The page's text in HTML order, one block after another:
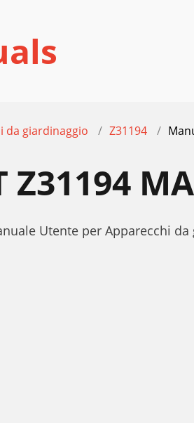
da giardinaggio Z31194
Z31194
Utente per Apparecchi